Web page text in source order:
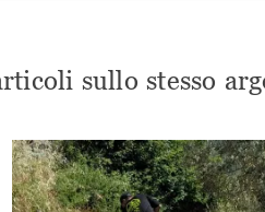
sullo stesso